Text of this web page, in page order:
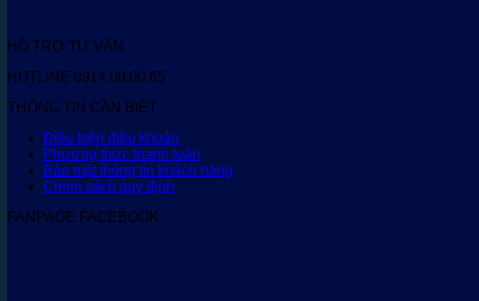
HỖ TRỢ TƯ VẤN
HOTLINE 0914.00.00.65
THÔNG TIN CẦN BIẾT
Điều kiện điều khoản
Phương thức thanh toán
Bảo mật thông tin khách hàng
Chính sách quy định
FANPAGE FACEBOOK